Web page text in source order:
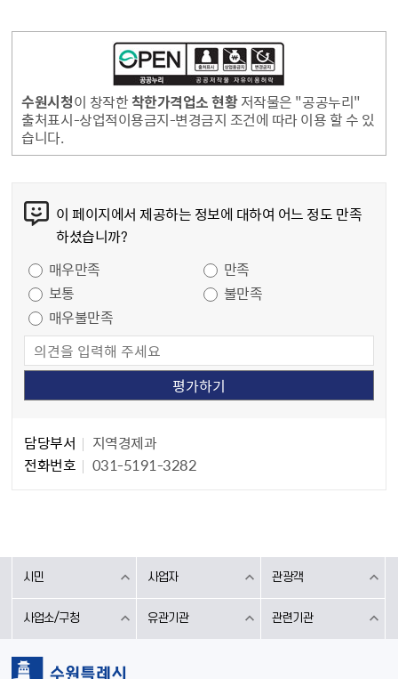
수원시청이 창작한 착한가격업소 현황저작물은 "공공누리"
출처표시-상업적이용금지-변경금지 조건에 따라 이용 할 수 있
습니다.
이 페이지에서 제공하는 정보에 대하여 어느 정도 만족
하셨습니까?
매우만족
만족
보통
불만족
매우불만족
담당부서
지역경제과
전화번호
031-5191-3282
시민 사업자 관광객
사업소/구청 유관기관 관련기관